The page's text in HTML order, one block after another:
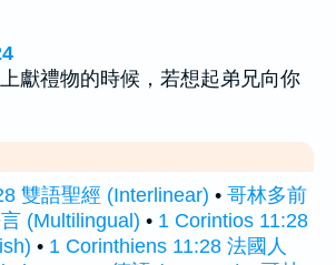
獻禮物的時候，若想起弟兄向你
雙語聖經 (Interlinear) • 哥林多前
(Multilingual) • 1 Corintios 11:28
• 1 Corinthiens 11:28 法國人